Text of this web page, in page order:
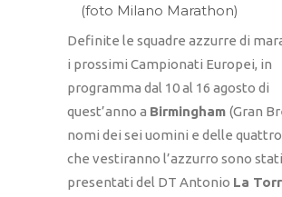
(foto Milano Marathon)
Definite le squadre azzurre di
i prossimi Campionati Europei, in
programma dal 10 al 16 agosto di
quest’anno a Birmingham (Gran
nomi dei sei uomini e delle
che vestiranno l’azzurro sono stati
presentati del DT Antonio La